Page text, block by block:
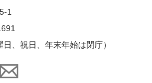
1
、祝日、年末年始は閉庁）